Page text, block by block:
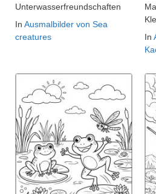
Unterwasserfreundschaften
In Ausmalbilder von Sea
creatures
In